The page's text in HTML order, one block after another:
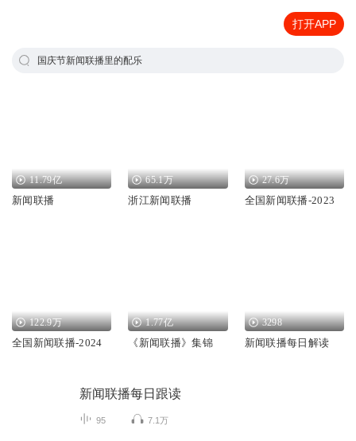
打开APP
国庆节新闻联播里的配乐
11.79亿
新闻联播
65.1万
浙江新闻联播
27.6万
全国新闻联播-2023
122.9万
全国新闻联播-2024
1.77亿
《新闻联播》集锦
3298
新闻联播每日解读
新闻联播每日跟读
95 7.1万